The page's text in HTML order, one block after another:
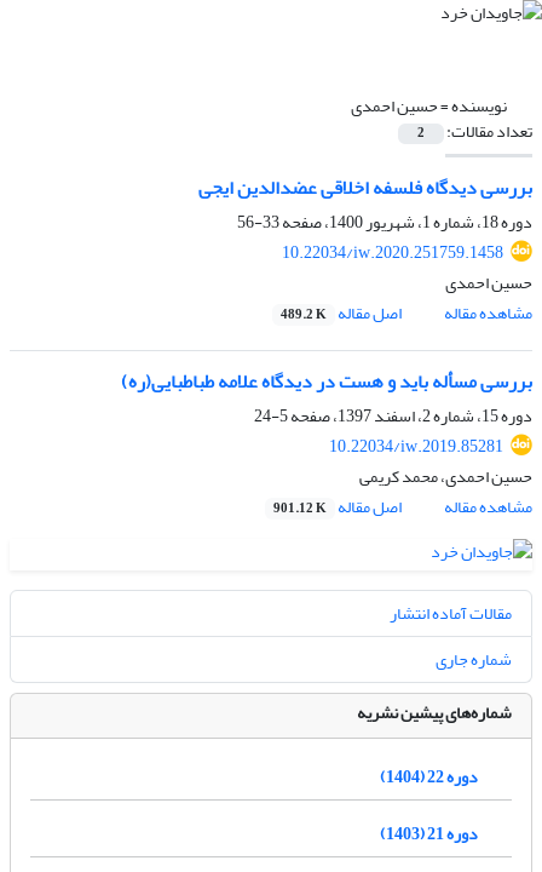
نویسنده =حسین احمدی
تعداد مقالات: 2
بررسی دیدگاه فلسفه اخلاقی عضدالدین ایجی
دوره 18، شماره 1، شهریور 1400، صفحه
33-56
10.22034/iw.2020.251759.1458
حسین احمدی
مشاهده مقاله
اصل مقاله 489.2 K
بررسی مسأله باید و هست در دیدگاه علامه طباطبایی(ره)
دوره 15، شماره 2، اسفند 1397، صفحه
5-24
10.22034/iw.2019.85281
حسین احمدی، محمد کریمی
مشاهده مقاله
اصل مقاله 901.12 K
مقالات آماده انتشار
شماره جاری
شماره‌های پیشین نشریه
دوره 22 (1404)
دوره 21 (1403)